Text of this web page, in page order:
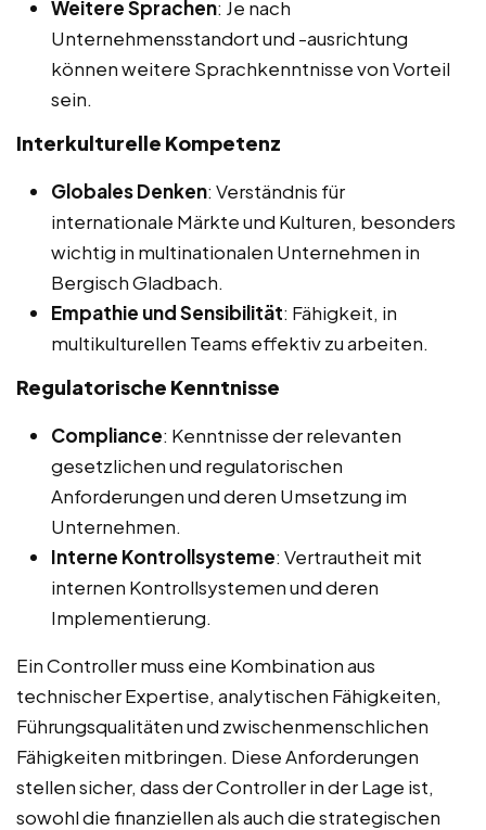
Weitere Sprachen: Je nach
Unternehmensstandort und -ausrichtung
können weitere Sprachkenntnisse von Vorteil
sein.
Interkulturelle Kompetenz
Globales Denken: Verständnis für
internationale Märkte und Kulturen, besonders
wichtig in multinationalen Unternehmen in
Bergisch Gladbach.
Empathie und Sensibilität: Fähigkeit, in
multikulturellen Teams effektiv zu arbeiten.
Regulatorische Kenntnisse
Compliance: Kenntnisse der relevanten
gesetzlichen und regulatorischen
Anforderungen und deren Umsetzung im
Unternehmen.
Interne Kontrollsysteme: Vertrautheit mit
internen Kontrollsystemen und deren
Implementierung.
Ein Controller muss eine Kombination aus
technischer Expertise, analytischen Fähigkeiten,
Führungsqualitäten und zwischenmenschlichen
Fähigkeiten mitbringen. Diese Anforderungen
stellen sicher, dass der Controller in der Lage ist,
sowohl die finanziellen als auch die strategischen